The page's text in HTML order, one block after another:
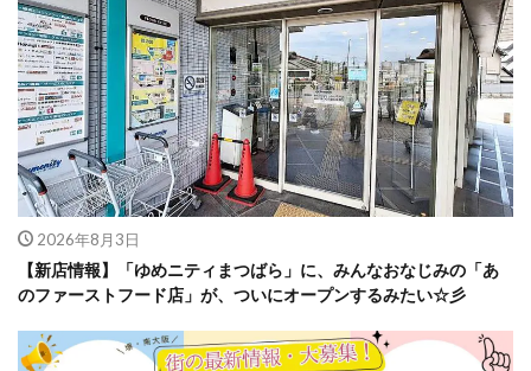
2026年8月3日
【新店情報】「ゆめニティまつばら」に、みんなおなじみの「あ
のファーストフード店」が、ついにオープンするみたい☆彡